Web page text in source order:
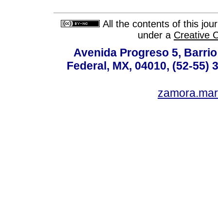
All the contents of this
under a Creative
Avenida Progreso 5,
Federal, MX, 04010, (52-55)